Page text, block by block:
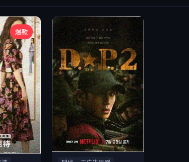
爆款
刑侦悬疑破案剧集